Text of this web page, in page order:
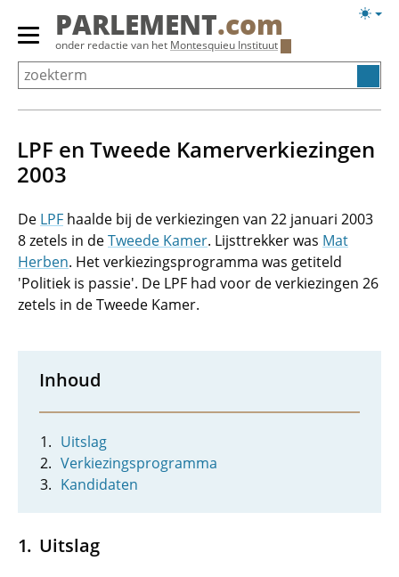
Overslaan
Primair
menu
tonen/verbergen
PARLEMENT.com
onder redactie van het Montesquieu Instituut
LPF en Tweede Kamerverkiezingen
2003
De LPF haalde bij de verkiezingen van 22 januari 2003
8 zetels in deTweede Kamer. Lijsttrekker was Mat
Herben. Het verkiezingsprogramma was getiteld
'Politiek is passie'. De LPF had voor de verkiezingen 26
zetels in de Tweede Kamer.
Inhoud
Uitslag
Verkiezingsprogramma
Kandidaten
Uitslag